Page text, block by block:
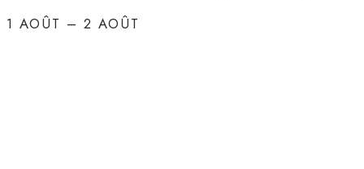
1 AOÛT –2 AOÛT